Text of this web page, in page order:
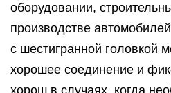
оборудовании,
производстве
с шестигранной головкой
хорошее соединение и
хорош в случаях, когда